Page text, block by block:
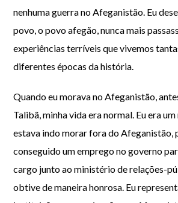
nenhuma guerra no Afeganistão. Eu
povo, o povo afegão, nunca mais
experiências terríveis que vivemos
diferentes épocas da história.
Quando eu morava no Afeganistão,
Talibã, minha vida era normal. Eu era
estava indo morar fora do Afeganistão,
conseguido um emprego no governo
cargo junto ao ministério de relações-
obtive de maneira honrosa. Eu